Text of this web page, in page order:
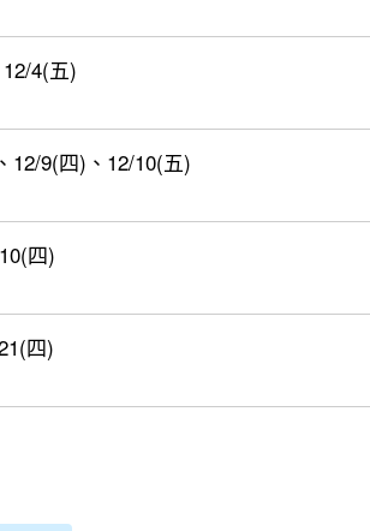
4(五)
12/9(四)、12/10(五)
四)
四)